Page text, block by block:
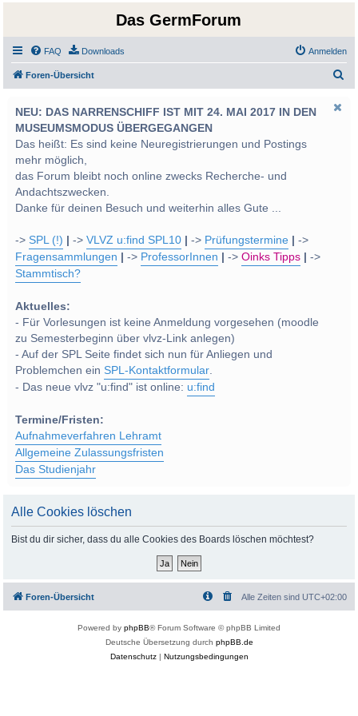
Das GermForum
FAQ Downloads Anmelden
Foren-Übersicht
NEU: DAS NARRENSCHIFF IST MIT 24. MAI 2017 IN DEN
MUSEUMSMODUS ÜBERGEGANGEN
Das heißt: Es sind keine Neuregistrierungen und Postings
mehr möglich,
das Forum bleibt noch online zwecks Recherche- und
Andachtszwecken.
Danke für deinen Besuch und weiterhin alles Gute ...
->SPL (!) ->VLVZ u:find SPL10 -> Prüfungstermine
->
Fragensammlungen
-> ProfessorInnen ->Oinks Tipps
->
Stammtisch?
Aktuelles:
- Für Vorlesungen ist keine Anmeldung vorgesehen (moodle
zu Semesterbeginn über vlvz-Link anlegen)
- Auf der SPL Seite findet sich nun für Anliegen und
Problemchen einSPL-Kontaktformular.
- Das neue vlvz "u:find" ist online: u:find
Termine/Fristen:
Aufnahmeverfahren Lehramt
Allgemeine Zulassungsfristen
Das Studienjahr
Alle Cookies löschen
Bist du dir sicher, dass du alle Cookies des Boards löschen möchtest?
Foren-Übersicht Alle Zeiten sind UTC+02:00
Powered by phpBB® Forum Software © phpBB Limited
Deutsche Übersetzung durch phpBB.de
Datenschutz| Nutzungsbedingungen